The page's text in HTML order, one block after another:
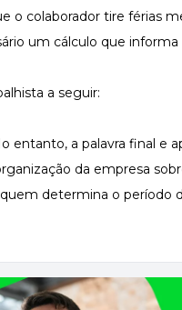
o colaborador tire férias
um cálculo que
a seguir:
entanto, a palavra final e
da empresa
determina o período